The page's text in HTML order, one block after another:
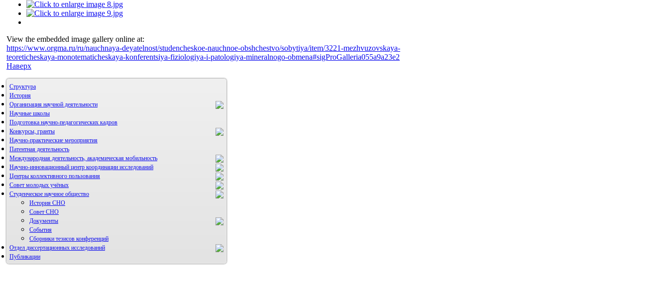
View the embedded image gallery online at:
https://www.orgma.ru/ru/nauchnaya-deyatelnost/studencheskoe-nauchnoe-obshchestvo/sobytiya/item/3221-mezhvuzovskaya-
teoreticheskaya-monotematicheskaya-konferentsiya-fiziologiya-i-patologiya-mineralnogo-obmena#sigProGalleria055a9a23e2
Наверх
Структура
История
Организация научной деятельности
Научные школы
Подготовка научно-педагогических кадров
Конкурсы, гранты
Научно-практические мероприятия
Патентная деятельность
Международная деятельность, академическая мобильность
Научно-инновационный центр координации исследований
НИИ микрохирургии и клинической анатомии
Центры коллективного пользования
Совет молодых учёных
Студенческое научное общество
История СНО
Совет СНО
Документы
События
Сборники тезисов конференций
Отдел диссертационных исследований
Публикации